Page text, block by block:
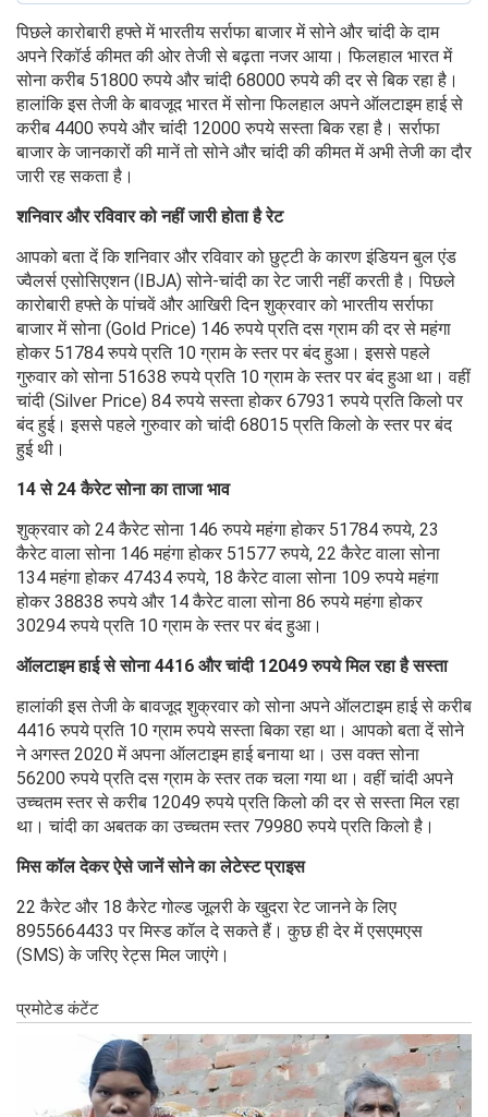
पिछले कारोबारी हफ्ते में भारतीय सर्राफा बाजार में सोने और चांदी के दाम
अपने रिकॉर्ड कीमत की ओर तेजी से बढ़ता नजर आया। फिलहाल भारत में
सोना करीब 51800 रुपये और चांदी 68000 रुपये की दर से बिक रहा है।
हालांकि इस तेजी के बावजूद भारत में सोना फिलहाल अपने ऑलटाइम हाई से
करीब 4400 रुपये और चांदी 12000 रुपये सस्ता बिक रहा है। सर्राफा
बाजार के जानकारों की मानें तो सोने और चांदी की कीमत में अभी तेजी का दौर
जारी रह सकता है।
शनिवार और रविवार को नहीं जारी होता है रेट
आपको बता दें कि शनिवार और रविवार को छुट्टी के कारण इंडियन बुल एंड
ज्वैलर्स एसोसिएशन (IBJA) सोने-चांदी का रेट जारी नहीं करती है। पिछले
कारोबारी हफ्ते के पांचवें और आखिरी दिन शुक्रवार को भारतीय सर्राफा
बाजार में सोना (Gold Price) 146 रुपये प्रति दस ग्राम की दर से महंगा
होकर 51784 रुपये प्रति 10 ग्राम के स्तर पर बंद हुआ। इससे पहले
गुरुवार को सोना 51638 रुपये प्रति 10 ग्राम के स्तर पर बंद हुआ था। वहीं
चांदी (Silver Price) 84 रुपये सस्ता होकर 67931 रुपये प्रति किलो पर
बंद हुई। इससे पहले गुरुवार को चांदी 68015 प्रति किलो के स्तर पर बंद
हुई थी।
14 से 24 कैरेट सोना का ताजा भाव
शुक्रवार को 24 कैरेट सोना 146 रुपये महंगा होकर 51784 रुपये, 23
कैरेट वाला सोना 146 महंगा होकर 51577 रुपये, 22 कैरेट वाला सोना
134 महंगा होकर 47434 रुपये, 18 कैरेट वाला सोना 109 रुपये महंगा
होकर 38838 रुपये और 14 कैरेट वाला सोना 86 रुपये महंगा होकर
30294 रुपये प्रति 10 ग्राम के स्तर पर बंद हुआ।
ऑलटाइम हाई से सोना 4416 और चांदी 12049 रुपये मिल रहा है सस्ता
हालांकी इस तेजी के बावजूद शुक्रवार को सोना अपने ऑलटाइम हाई से करीब
4416 रुपये प्रति 10 ग्राम रुपये सस्ता बिका रहा था। आपको बता दें सोने
ने अगस्त 2020 में अपना ऑलटाइम हाई बनाया था। उस वक्त सोना
56200 रुपये प्रति दस ग्राम के स्तर तक चला गया था। वहीं चांदी अपने
उच्चतम स्तर से करीब 12049 रुपये प्रति किलो की दर से सस्ता मिल रहा
था। चांदी का अबतक का उच्चतम स्तर 79980 रुपये प्रति किलो है।
मिस कॉल देकर ऐसे जानें सोने का लेटेस्ट प्राइस
22 कैरेट और 18 कैरेट गोल्ड जूलरी के खुदरा रेट जानने के लिए
8955664433 पर मिस्ड कॉल दे सकते हैं। कुछ ही देर में एसएमएस
(SMS) के जरिए रेट्स मिल जाएंगे।